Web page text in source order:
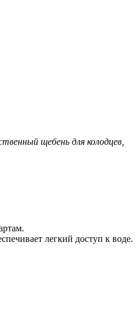
щебень для колодцев,
легкий доступ к воде.